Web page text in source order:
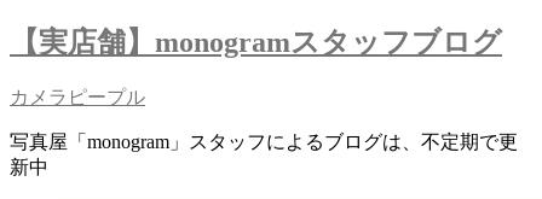
【実店舗】monogramスタッフブログ
カメラピープル
写真屋「monogram」スタッフによるブログは、不定期で更
新中